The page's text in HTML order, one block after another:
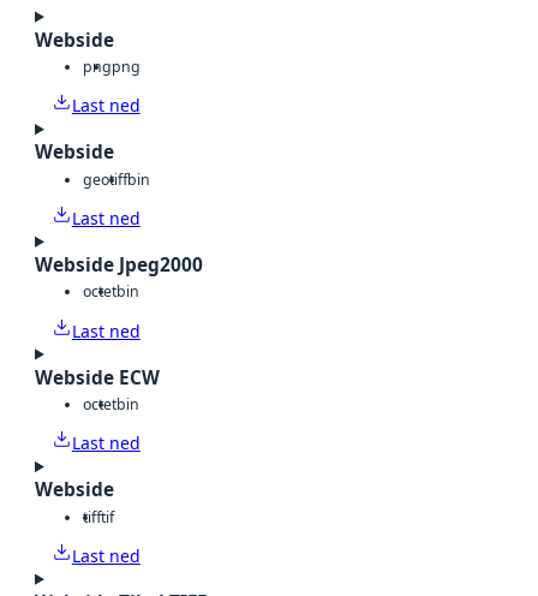
Webside
pngpng
Last ned
Webside
geotiffbin
Last ned
Webside Jpeg2000
octetbin
Last ned
Webside ECW
octetbin
Last ned
Webside
tifftif
Last ned